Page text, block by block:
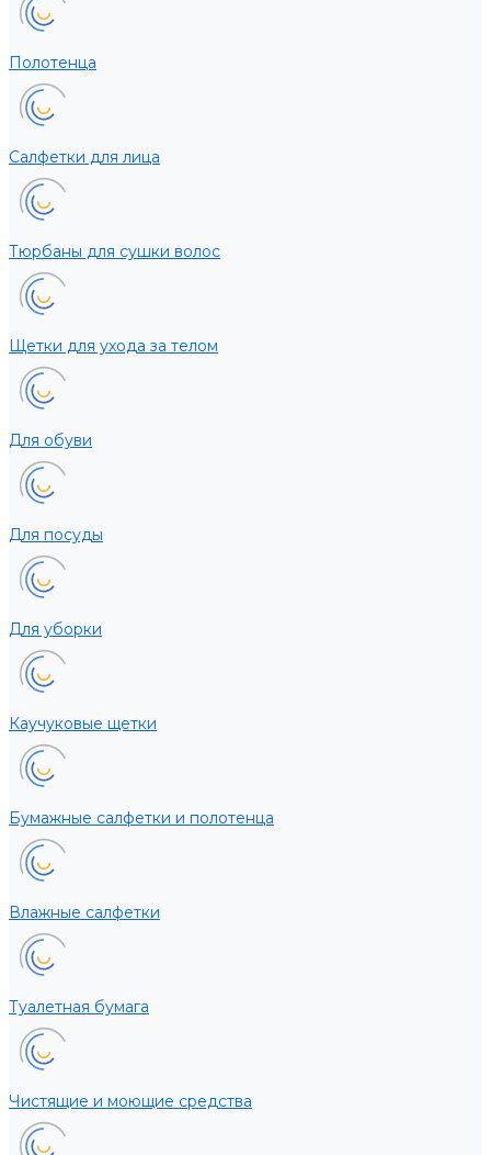
Полотенца
Салфетки для лица
Тюрбаны для сушки волос
Щетки для ухода за телом
Для обуви
Для посуды
Для уборки
Каучуковые щетки
Бумажные салфетки и полотенца
Влажные салфетки
Туалетная бумага
Чистящие и моющие средства